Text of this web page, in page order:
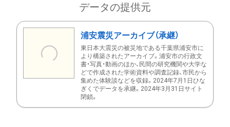
データの提供元
浦安震災アーカイブ（承継）
東日本大震災の被災地である千葉県浦安市に
より構築されたアーカイブ。浦安市の行政文
書・写真・動画のほか、民間の研究機関や大学な
どで作成された学術資料や調査記録、市民から
集めた体験談などを収録。2024年7月1日ひな
ぎくでデータを承継。2024年3月31日サイト
閉鎖。